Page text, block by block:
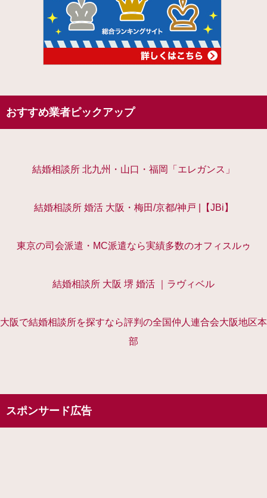
おすすめ業者ピックアップ
結婚相談所 北九州・山口・福岡「エレガンス」
結婚相談所 婚活 大阪・梅田/京都/神戸 |【JBi】
東京の司会派遣・MC派遣なら実績多数のオフィスルゥ
結婚相談所 大阪 堺 婚活 ｜ラヴィベル
大阪で結婚相談所を探すなら評判の全国仲人連合会大阪地区本
部
スポンサード広告